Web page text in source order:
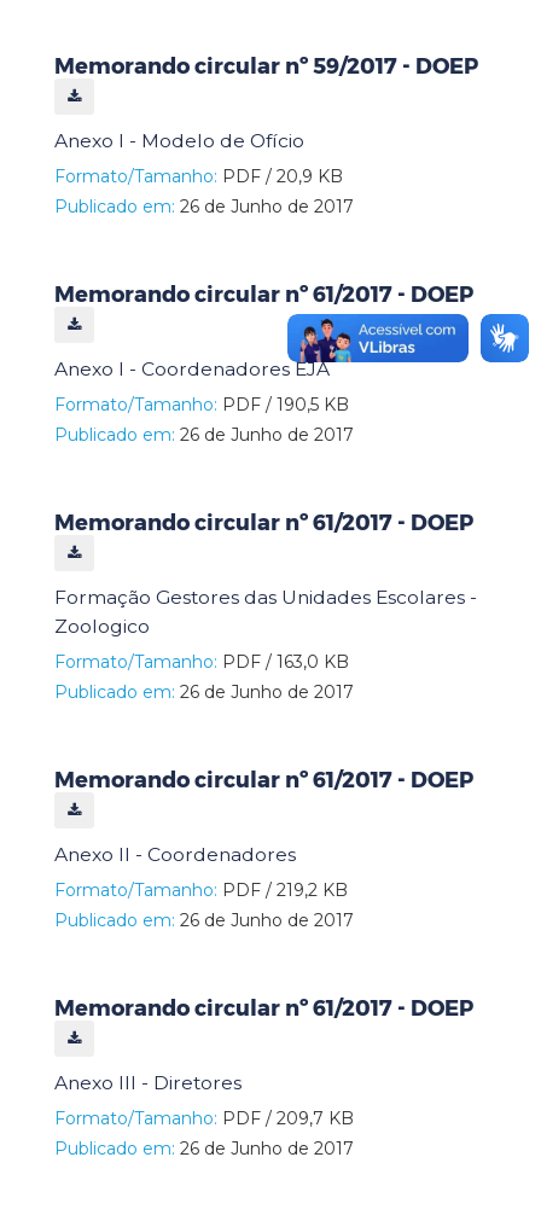
Memorando circular nº 59/2017 - DOEP
Anexo I - Modelo de Ofício
Formato/Tamanho: PDF / 20,9 KB
Publicado em: 26 de Junho de 2017
Memorando circular nº 61/2017 - DOEP
Anexo I - Coordenadores EJA
Formato/Tamanho: PDF / 190,5 KB
Publicado em: 26 de Junho de 2017
Memorando circular nº 61/2017 - DOEP
Formação Gestores das Unidades Escolares -
Zoologico
Formato/Tamanho: PDF / 163,0 KB
Publicado em: 26 de Junho de 2017
Memorando circular nº 61/2017 - DOEP
Anexo II - Coordenadores
Formato/Tamanho: PDF / 219,2 KB
Publicado em: 26 de Junho de 2017
Memorando circular nº 61/2017 - DOEP
Anexo III - Diretores
Formato/Tamanho: PDF / 209,7 KB
Publicado em: 26 de Junho de 2017